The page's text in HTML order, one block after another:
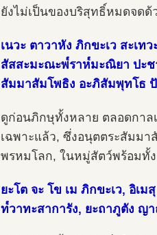
ยังไม่เป็นของบริสุทธิ์หมดจดด้
เนวะ ตาวาหัง ภิกขะเว สะเท
สัสสะมะณะพ๎ราห๎มะณิยา ปะช
สัมมาสัมโพธิง อะภิสัมพุทโธ
ดูก่อนภิกษุทั้งหลาย ตลอดกาล
เฉพาะแล้ว, ซึ่งอนุตตระสัมม
พรหมโลก, ในหมู่สัตว์พร้อมทั้
ยะโต จะ โข เม ภิกขะเว, อิเม
ท๎วาทะสาการัง, ยะถาภูตัง ญ